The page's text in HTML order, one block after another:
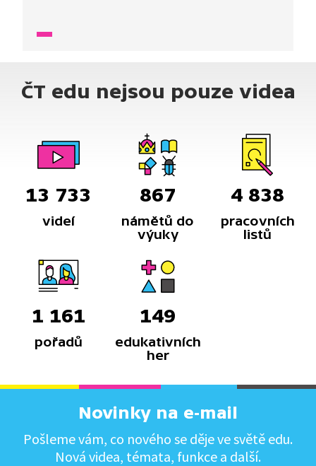
ČT edu nejsou pouze videa
13 733
videí
867
námětů do
výuky
4 838
pracovních
listů
1 161
pořadů
149
edukativních
her
Novinky na e-mail
Pošleme vám, co nového se děje ve světě edu.
Nová videa, témata, funkce a další.